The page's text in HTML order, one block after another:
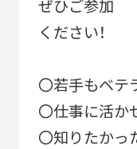
ぜひご参加
ください！
〇若手もベテ
〇仕事に活か
〇知りたかっ